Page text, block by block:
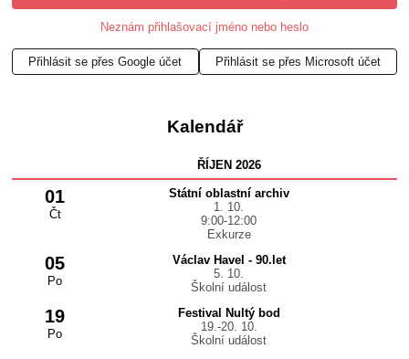
Neznám přihlašovací jméno nebo heslo
Přihlásit se přes Google účet Přihlásit se přes Microsoft účet
Kalendář
ŘÍJEN 2026
01
Čt
Státní oblastní archiv
1. 10.
9:00-12:00
Exkurze
05
Po
Václav Havel - 90.let
5. 10.
Školní událost
19
Po
Festival Nultý bod
19.-20. 10.
Školní událost